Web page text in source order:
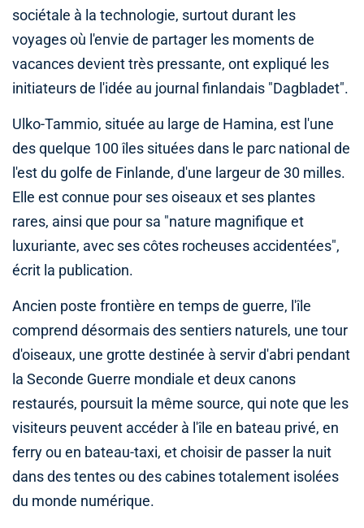
sociétale à la technologie, surtout durant les
voyages où l'envie de partager les moments de
vacances devient très pressante, ont expliqué les
initiateurs de l'idée au journal finlandais "Dagbladet".
Ulko-Tammio, située au large de Hamina, est l'une
des quelque 100 îles situées dans le parc national de
l'est du golfe de Finlande, d'une largeur de 30 milles.
Elle est connue pour ses oiseaux et ses plantes
rares, ainsi que pour sa "nature magnifique et
luxuriante, avec ses côtes rocheuses accidentées",
écrit la publication.
Ancien poste frontière en temps de guerre, l'île
comprend désormais des sentiers naturels, une tour
d'oiseaux, une grotte destinée à servir d'abri pendant
la Seconde Guerre mondiale et deux canons
restaurés, poursuit la même source, qui note que les
visiteurs peuvent accéder à l'île en bateau privé, en
ferry ou en bateau-taxi, et choisir de passer la nuit
dans des tentes ou des cabines totalement isolées
du monde numérique.